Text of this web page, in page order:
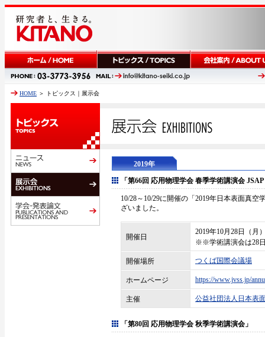
HOME ＞ トピックス｜展示会
2019年
「第66回 応用物理学会 春季学術講演会
10/28～10/29に開催の「2019年日本表面真
ざいました。
開催日
2019年10月28日（月
※※学術講演会は28
開催場所 つくば国際会議場
ホームページ https://www.jvss.jp/
主催 公益社団法人日本表
「第80回 応用物理学会 秋季学術講演会」